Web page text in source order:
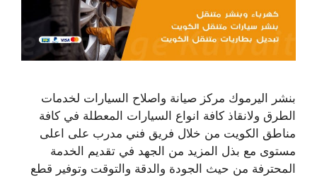
بنشر اليرموك مركز صيانة واصلاح السيارات لخدمات
الطرق ولانقاذ كافة انواع السيارات المعطلة في كافة
مناطق الكويت من خلال فريق فني مدرب على اعلى
مستوى مع بذل المزيد من الجهد في تقديم الخدمة
المحترفة من حيث الجودة والدقة والتوقت وتوفير قطع